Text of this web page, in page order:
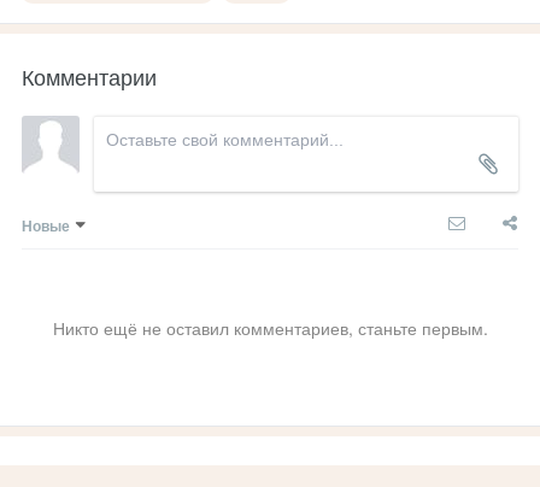
Комментарии
Новые
Никто ещё не оставил комментариев, станьте первым.